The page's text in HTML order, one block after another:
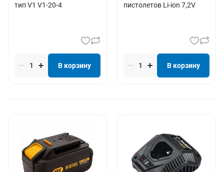
тип V1 V1-20-4
В корзину
пистолетов Li-ion 7,2V
В корзину